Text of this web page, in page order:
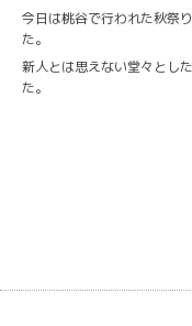
今日は桃谷で行われた秋祭
た。
新人とは思えない堂々とし
た。